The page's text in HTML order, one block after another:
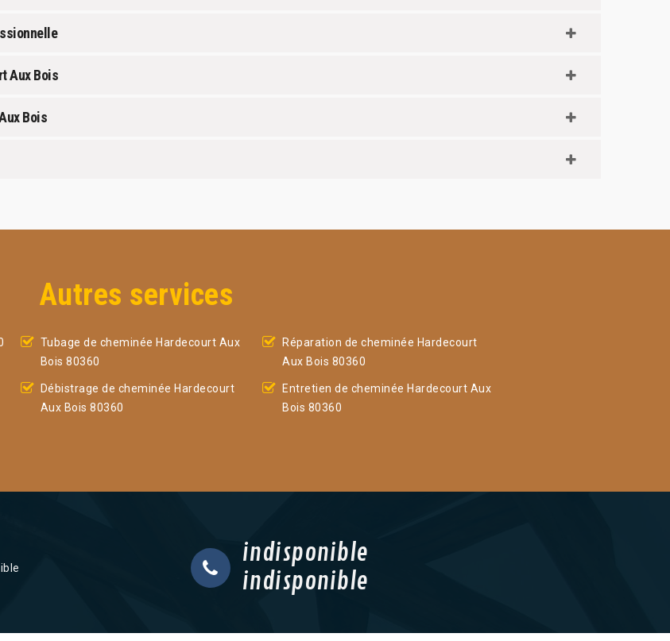
Aux Bois
Bois
Autres services
Tubage de cheminée Hardecourt Aux
Bois 80360
Débistrage de cheminée Hardecourt
Aux Bois 80360
Réparation de cheminée Hardecourt
Aux Bois 80360
Entretien de cheminée Hardecourt Aux
Bois 80360
indisponible
indisponible